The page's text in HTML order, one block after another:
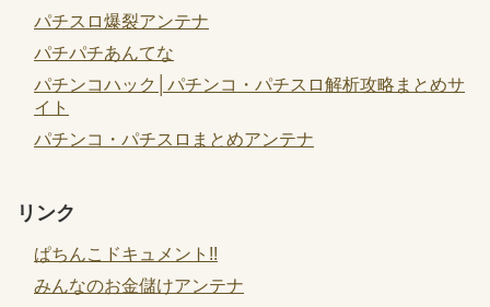
パチスロ爆裂アンテナ
パチパチあんてな
パチンコハック│パチンコ・パチスロ解析攻略まとめサ
イト
パチンコ・パチスロまとめアンテナ
リンク
ぱちんこドキュメント!!
みんなのお金儲けアンテナ